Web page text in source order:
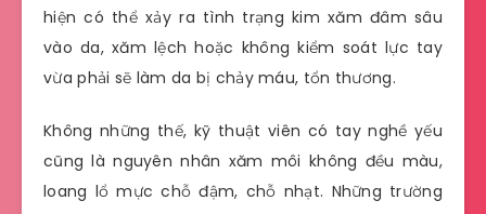
hiện có thể xảy ra tình trạng kim xăm đâm sâu
vào da, xăm lệch hoặc không kiểm soát lực tay
vừa phải sẽ làm da bị chảy máu, tổn thương.
Không những thế, kỹ thuật viên có tay nghề yếu
cũng là nguyên nhân xăm môi không đều màu,
loang lổ mực chỗ đậm, chỗ nhạt. Những trường